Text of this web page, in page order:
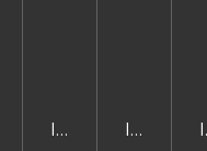
In winkelwagen
In